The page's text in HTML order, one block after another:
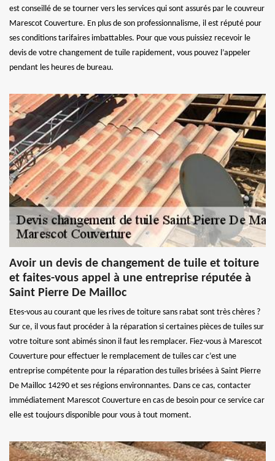
est conseillé de se tourner vers les services qui sont assurés par le couvreur
Marescot Couverture. En plus de son professionnalisme, il est réputé pour
ses conditions tarifaires imbattables. Pour que vous puissiez recevoir le
devis de votre changement de tuile rapidement, vous pouvez l’appeler
pendant les heures de bureau.
Avoir un devis de changement de tuile et toiture
et faites-vous appel à une entreprise réputée à
Saint Pierre De Mailloc
Etes-vous au courant que les rives de toiture sans rabat sont très chères ?
Sur ce, il vous faut procéder à la réparation si certaines pièces de tuiles sur
votre toiture sont abimés sinon il faut les remplacer. Fiez-vous à Marescot
Couverture pour effectuer le remplacement de tuiles car c’est une
entreprise compétente pour la réparation des tuiles brisées à Saint Pierre
De Mailloc 14290 et ses régions environnantes. Dans ce cas, contacter
immédiatement Marescot Couverture en cas de besoin pour ce service car
elle est toujours disponible pour vous à tout moment.